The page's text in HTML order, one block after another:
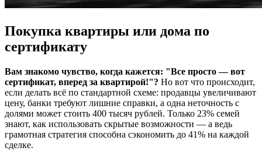
Покупка квартиры или дома по
сертификату
Вам знакомо чувство, когда кажется: "Все просто — вот
сертификат, вперед за квартирой!"? Но вот что происходит,
если делать всё по стандартной схеме: продавцы увеличивают
цену, банки требуют лишние справки, а одна неточность с
долями может стоить 400 тысяч рублей. Только 23% семей
знают, как использовать скрытые возможности — а ведь
грамотная стратегия способна сэкономить до 41% на каждой
сделке.